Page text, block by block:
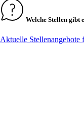
Welche Stellen gibt
Aktuelle Stellenangebote